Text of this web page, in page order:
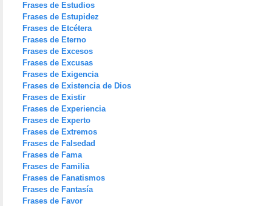
Frases de Estudios
Frases de Estupidez
Frases de Etcétera
Frases de Eterno
Frases de Excesos
Frases de Excusas
Frases de Exigencia
Frases de Existencia de Dios
Frases de Existir
Frases de Experiencia
Frases de Experto
Frases de Extremos
Frases de Falsedad
Frases de Fama
Frases de Familia
Frases de Fanatismos
Frases de Fantasía
Frases de Favor